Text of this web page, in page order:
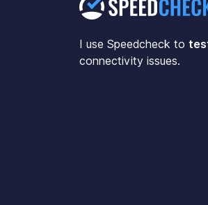
I use Speedcheck to
connectivity issues.